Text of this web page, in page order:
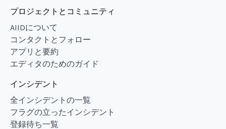
プロジェクトとコミュニティ
AIIDについて
コンタクトとフォロー
アプリと要約
エディタのためのガイド
インシデント
全インシデントの一覧
フラグの立ったインシデント
登録待ち一覧